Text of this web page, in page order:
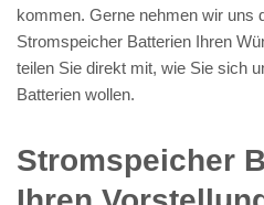
kommen. Gerne nehmen wir uns
Stromspeicher Batterien Ihren
teilen Sie direkt mit, wie Sie sich
Batterien wollen.
Stromspeicher